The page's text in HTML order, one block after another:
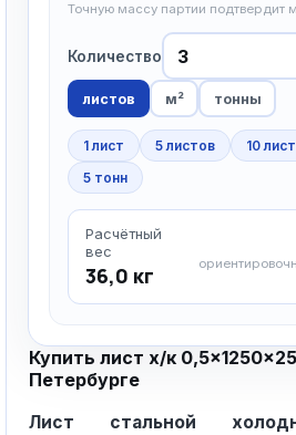
Точную массу партии подтвердит
Количество
листов м² тонны
1 лист 5 листов 10
5 тонн
Расчётный
вес
36,0 кг
Купить лист х/к
Петербурге
Лист стальной